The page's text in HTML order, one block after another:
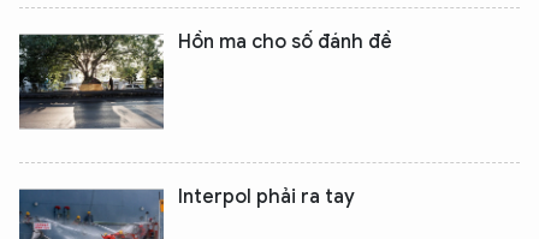
Hồn ma cho số đánh đề
Interpol phải ra tay